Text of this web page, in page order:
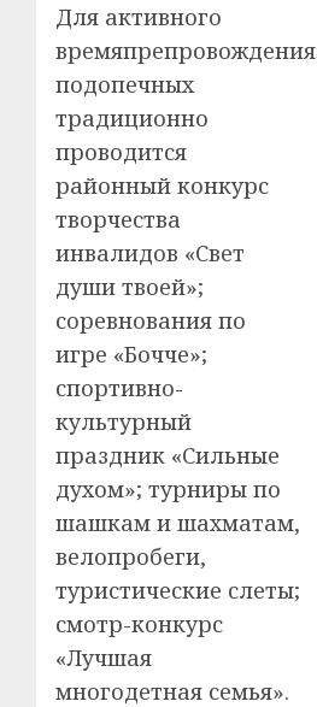
Для активного
времяпрепровождения
подопечных
традиционно
проводится
районный конкурс
творчества
инвалидов «Свет
души твоей»;
соревнования по
игре «Бочче»;
спортивно-
культурный
праздник «Сильные
духом»; турниры по
шашкам и шахматам,
велопробеги,
туристические слеты;
смотр-конкурс
«Лучшая
многодетная семья».